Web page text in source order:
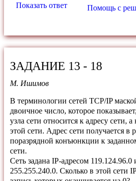
Показать ответ Помощь с
ЗАДАНИЕ 13 - 18
М. Ишимов
В терминологии сетей TCP/IP
двоичное число, которое
узла сети относится к адресу сети, а
этой сети. Адрес сети получается в
поразрядной конъюнкции к
сети.
Сеть задана IP-адресом 119.124.96.0
255.255.240.0. Сколько в этой сети